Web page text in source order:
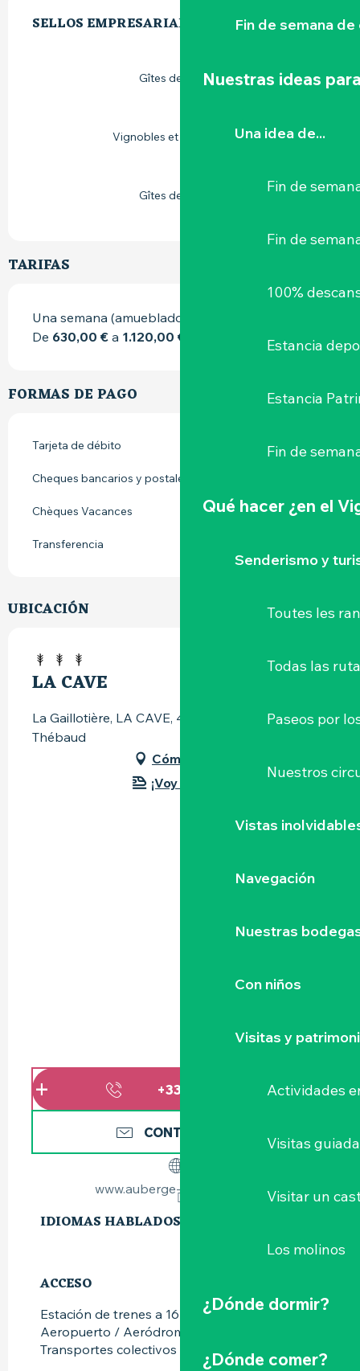
Fin de semana
Nuestras ideas
Una idea de...
Fin de
Fin de
100%
Estancia
Estancia
Fin de
Qué hacer ¿en el
Senderismo y
Toutes les
Todas las
Paseos por
Nuestros
Vistas
Navegación
Nuestras
Con niños
Visitas y
Actividades
Visitas
Visitar un
Los molinos
¿Dónde dormir?
¿Dónde comer?
SELLOS EMPRESARIALES
SELLOS EMPRESARIALES
Gîtes de France
Vignobles et découvertes
Gîtes de France
TARIFAS
Una semana (amueblado)
De 630,00 € a 1.120,00 €
FORMAS DE PAGO
Tarjeta de débito
Cheques bancarios y postales
Chèques Vacances
Transferencia
UBICACIÓN
LA CAVE
La Gaillotière, LA CAVE, 44690 Château-
Thébaud
Cómo llegar
¡Voy en tren!
+336773115
CONTÁCTENOS
www.auberge-la-gaillotiere.fr
IDIOMAS HABLADOS
IDIOMAS HABLADOS
ACCESO
ACCESO
Estación de trenes a 16km
Aeropuerto / Aeródromo a 17km
Transportes colectivos a 1km